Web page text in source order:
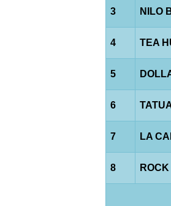
3 NILO
4 TEA
5
6
7 LA
8